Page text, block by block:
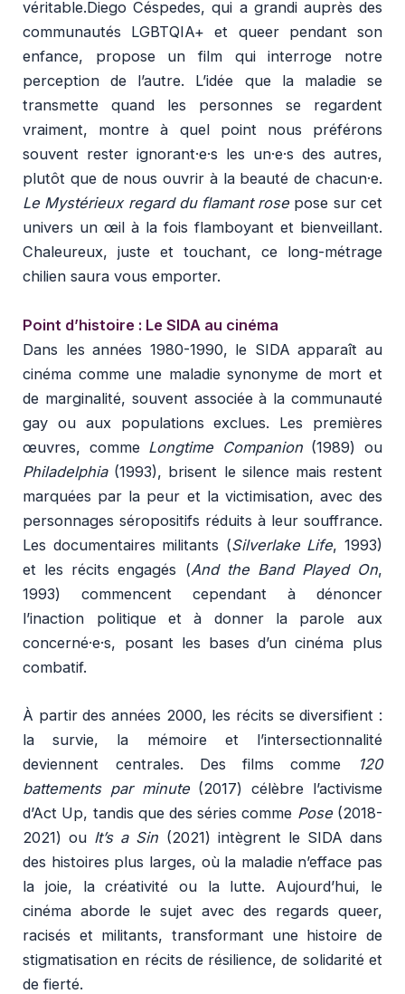
véritable.Diego Céspedes, qui a grandi auprès des
communautés LGBTQIA+ et queer pendant son
enfance, propose un film qui interroge notre
perception de l’autre. L’idée que la maladie se
transmette quand les personnes se regardent
vraiment, montre à quel point nous préférons
souvent rester ignorant·e·s les un·e·s des autres,
plutôt que de nous ouvrir à la beauté de chacun·e.
Le Mystérieux regard du flamant rose pose sur cet
univers un œil à la fois flamboyant et bienveillant.
Chaleureux, juste et touchant, ce long-métrage
chilien saura vous emporter.
Point d’histoire : Le SIDA au cinéma
Dans les années 1980-1990, le SIDA apparaît au
cinéma comme une maladie synonyme de mort et
de marginalité, souvent associée à la communauté
gay ou aux populations exclues. Les premières
œuvres, comme Longtime Companion(1989) ou
Philadelphia(1993), brisent le silence mais restent
marquées par la peur et la victimisation, avec des
personnages séropositifs réduits à leur souffrance.
Les documentaires militants (Silverlake Life, 1993)
et les récits engagés (And the Band Played On,
1993) commencent cependant à dénoncer
l’inaction politique et à donner la parole aux
concerné·e·s, posant les bases d’un cinéma plus
combatif.
À partir des années 2000, les récits se diversifient :
la survie, la mémoire et l’intersectionnalité
deviennent centrales. Des films comme
120
battements par minute(2017) célèbre l’activisme
d’Act Up, tandis que des séries comme Pose(2018-
2021) ou It’s a Sin (2021) intègrent le SIDA dans
des histoires plus larges, où la maladie n’efface pas
la joie, la créativité ou la lutte. Aujourd’hui, le
cinéma aborde le sujet avec des regards queer,
racisés et militants, transformant une histoire de
stigmatisation en récits de résilience, de solidarité et
de fierté.